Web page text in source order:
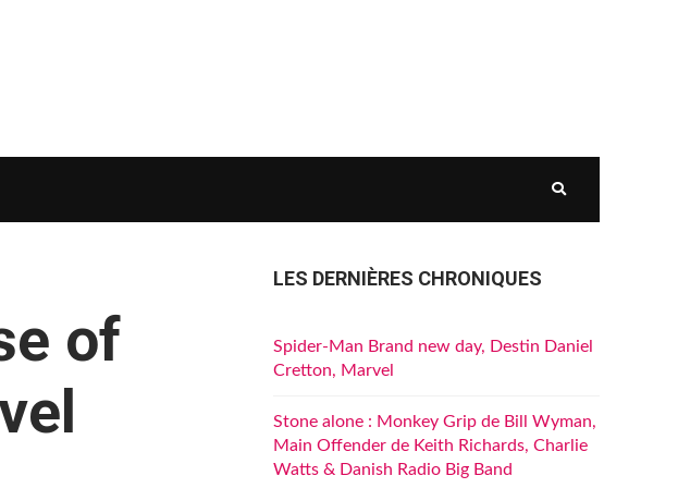
of
LES DERNIÈRES CHRONIQUES
Spider-Man Brand new day, Destin Daniel
Cretton, Marvel
Stone alone : Monkey Grip de Bill Wyman,
Main Offender de Keith Richards, Charlie
Watts & Danish Radio Big Band